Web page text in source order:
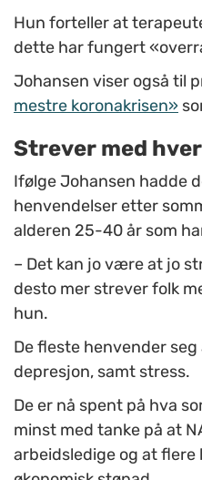
Hun forteller at
dette har fungert
Johansen viser også til
mestre koronakrisen»
Strever med
Ifølge Johansen hadde
henvendelser etter
alderen 25-40 år som
– Det kan jo være at jo
desto mer strever folk
hun.
De fleste henvender
depresjon, samt stress.
De er nå spent på hva
minst med tanke på at
arbeidsledige og at flere